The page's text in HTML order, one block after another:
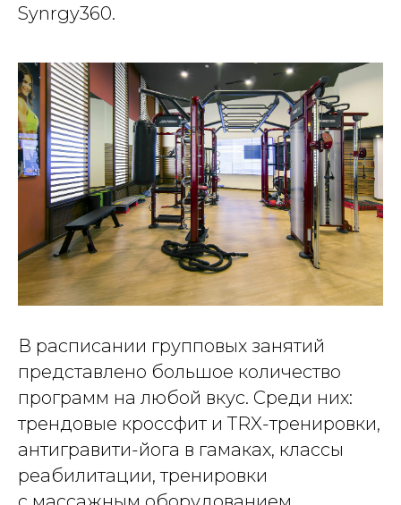
Synrgy360.
В расписании групповых занятий
представлено большое количество
программ на любой вкус. Среди них:
трендовые кроссфит и TRX-тренировки,
антигравити-йога в гамаках, классы
реабилитации, тренировки